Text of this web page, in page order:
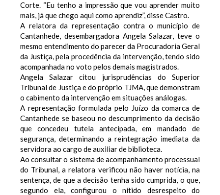
Corte. “Eu tenho a impressão que vou aprender muito
mais, já que chego aqui como aprendiz”, disse Castro.
A relatora da representação contra o município de
Cantanhede, desembargadora Angela Salazar, teve o
mesmo entendimento do parecer da Procuradoria Geral
da Justiça, pela procedência da intervenção, tendo sido
acompanhada no voto pelos demais magistrados.
Angela Salazar citou jurisprudências do Superior
Tribunal de Justiça e do próprio TJMA, que demonstram
o cabimento da intervenção em situações análogas.
A representação formulada pelo Juízo da comarca de
Cantanhede se baseou no descumprimento da decisão
que concedeu tutela antecipada, em mandado de
segurança, determinando a reintegração imediata da
servidora ao cargo de auxiliar de biblioteca.
Ao consultar o sistema de acompanhamento processual
do Tribunal, a relatora verificou não haver notícia, na
sentença, de que a decisão tenha sido cumprida, o que,
segundo ela, configurou o nítido desrespeito do